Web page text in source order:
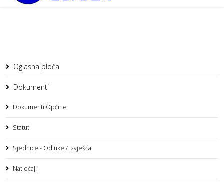
Oglasna ploča
Dokumenti
Dokumenti Općine
Statut
Sjednice - Odluke / Izvješća
Natječaji